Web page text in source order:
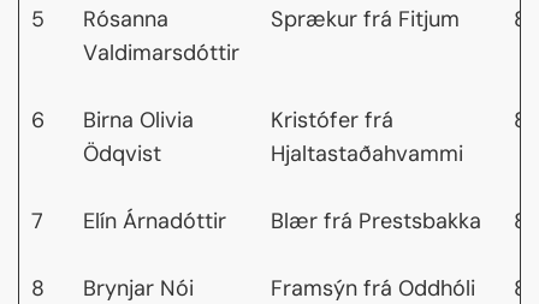
5
Rósanna
Valdimarsdóttir
Sprækur frá Fitjum
6
Birna Olivia
Ödqvist
Kristófer frá
Hjaltastaðahvammi
7 Elín Árnadóttir Blær frá Prestsbakka
8
Brynjar Nói
Framsýn frá Oddhóli